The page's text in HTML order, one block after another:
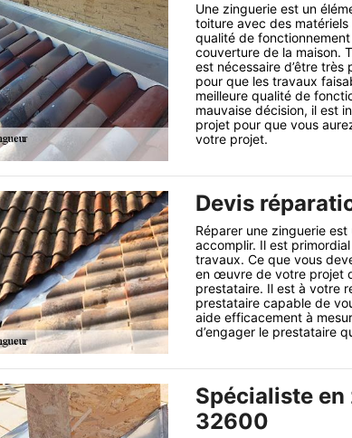
Une zinguerie est un
toiture avec des
qualité de
couverture de la maison.
est nécessaire d’être
pour que les travaux
meilleure qualité de
mauvaise décision, il est
projet pour que vous
votre projet.
Devis
Réparer une zinguerie
accomplir. Il est
travaux. Ce que vous
en œuvre de votre projet
prestataire. Il est à votre
prestataire capable de
aide efficacement à
d’engager le prestataire
Spécialiste
32600